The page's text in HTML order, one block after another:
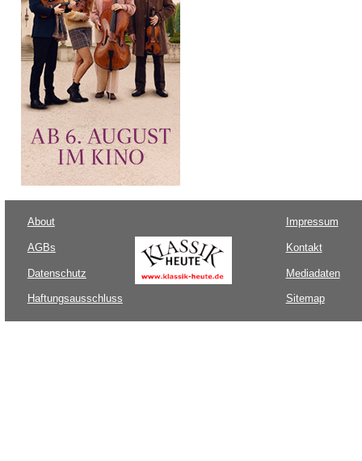
About
AGBs
Datenschutz
Haftungsausschluss
Impressum
Kontakt
Mediadaten
Sitemap